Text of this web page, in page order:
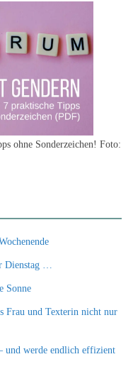
ohne Sonderzeichen! Foto:
Dienstag …
Sonne
Frau und Texterin nicht nur
und werde endlich effizient